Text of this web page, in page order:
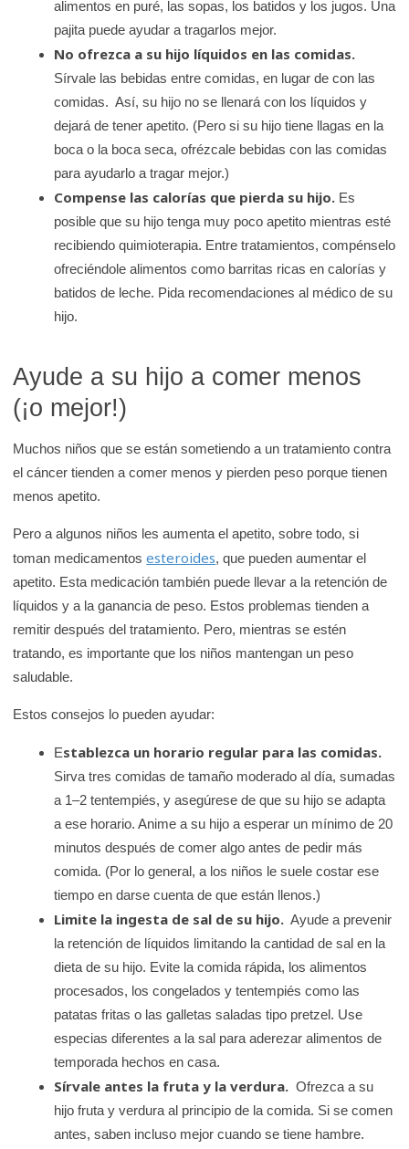
alimentos en puré, las sopas, los batidos y los jugos. Una
pajita puede ayudar a tragarlos mejor.
No ofrezca a su hijo líquidos en las comidas.
Sírvale las bebidas entre comidas, en lugar de con las
comidas. Así, su hijo no se llenará con los líquidos y
dejará de tener apetito. (Pero si su hijo tiene llagas en la
boca o la boca seca, ofrézcale bebidas con las comidas
para ayudarlo a tragar mejor.)
Compense las calorías que pierda su hijo. Es
posible que su hijo tenga muy poco apetito mientras esté
recibiendo quimioterapia. Entre tratamientos, compénselo
ofreciéndole alimentos como barritas ricas en calorías y
batidos de leche. Pida recomendaciones al médico de su
hijo.
Ayude a su hijo a comer menos
(¡o mejor!)
Muchos niños que se están sometiendo a un tratamiento contra
el cáncer tienden a comer menos y pierden peso porque tienen
menos apetito.
Pero a algunos niños les aumenta el apetito, sobre todo, si
toman medicamentosesteroides, que pueden aumentar el
apetito. Esta medicación también puede llevar a la retención de
líquidos y a la ganancia de peso. Estos problemas tienden a
remitir después del tratamiento. Pero, mientras se estén
tratando, es importante que los niños mantengan un peso
saludable.
Estos consejos lo pueden ayudar:
Establezca un horario regular para las comidas.
Sirva tres comidas de tamaño moderado al día, sumadas
a 1–2 tentempiés, y asegúrese de que su hijo se adapta
a ese horario. Anime a su hijo a esperar un mínimo de 20
minutos después de comer algo antes de pedir más
comida. (Por lo general, a los niños le suele costar ese
tiempo en darse cuenta de que están llenos.)
Limite la ingesta de sal de su hijo. Ayude a prevenir
la retención de líquidos limitando la cantidad de sal en la
dieta de su hijo. Evite la comida rápida, los alimentos
procesados, los congelados y tentempiés como las
patatas fritas o las galletas saladas tipo pretzel. Use
especias diferentes a la sal para aderezar alimentos de
temporada hechos en casa.
Sírvale antes la fruta y la verdura. Ofrezca a su
hijo fruta y verdura al principio de la comida. Si se comen
antes, saben incluso mejor cuando se tiene hambre.